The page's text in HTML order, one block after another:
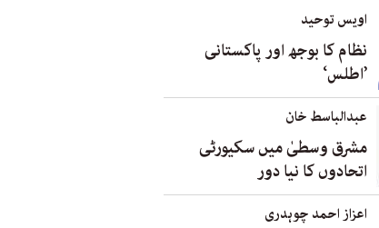
اویس توحید
نظام کا بوجھ اور پاکستانی
’اطلس‘
عبدالباسط خان
مشرق وسطیٰ میں سکیورٹی
اتحادوں کا نیا دور
اعزاز احمد چوہدری